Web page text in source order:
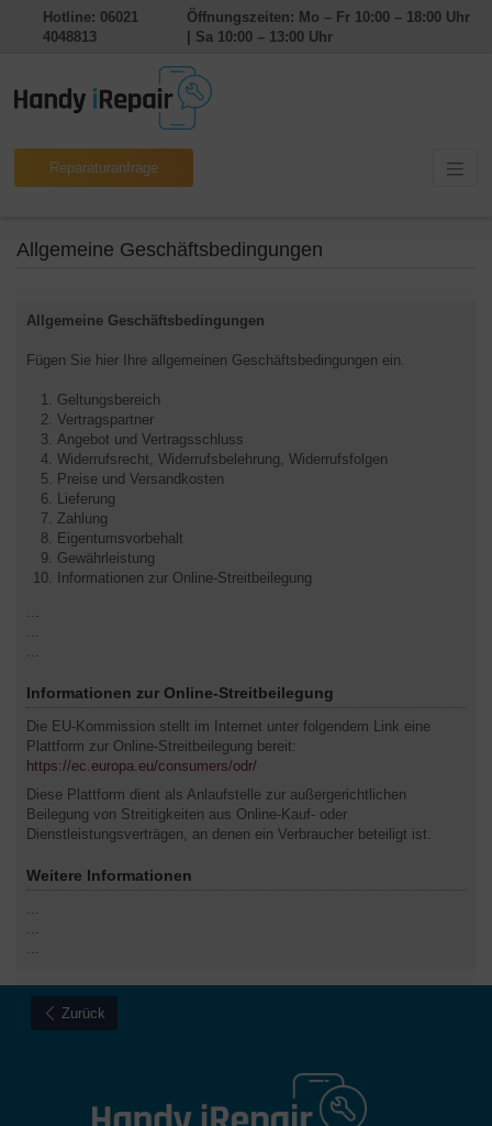
Hotline: 06021
4048813
Öffnungszeiten: Mo – Fr 10:00 – 18:00 Uhr
| Sa 10:00 – 13:00 Uhr
Reparaturanfrage
Allgemeine Geschäftsbedingungen
Allgemeine Geschäftsbedingungen
Fügen Sie hier Ihre allgemeinen Geschäftsbedingungen ein.
Geltungsbereich
Vertragspartner
Angebot und Vertragsschluss
Widerrufsrecht, Widerrufsbelehrung, Widerrufsfolgen
Preise und Versandkosten
Lieferung
Zahlung
Eigentumsvorbehalt
Gewährleistung
Informationen zur Online-Streitbeilegung
Informationen zur Online-Streitbeilegung
Die EU-Kommission stellt im Internet unter folgendem Link eine
Plattform zur Online-Streitbeilegung bereit:
https://ec.europa.eu/consumers/odr/
Diese Plattform dient als Anlaufstelle zur außergerichtlichen
Beilegung von Streitigkeiten aus Online-Kauf- oder
Dienstleistungsverträgen, an denen ein Verbraucher beteiligt ist.
Weitere Informationen
Zurück